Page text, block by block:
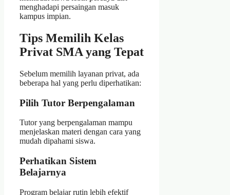
menghadapi persaingan masuk
kampus impian.
Tips Memilih Kelas
Privat SMA yang Tepat
Sebelum memilih layanan privat, ada
beberapa hal yang perlu diperhatikan:
Pilih Tutor Berpengalaman
Tutor yang berpengalaman mampu
menjelaskan materi dengan cara yang
mudah dipahami siswa.
Perhatikan Sistem
Belajarnya
Program belajar rutin lebih efektif